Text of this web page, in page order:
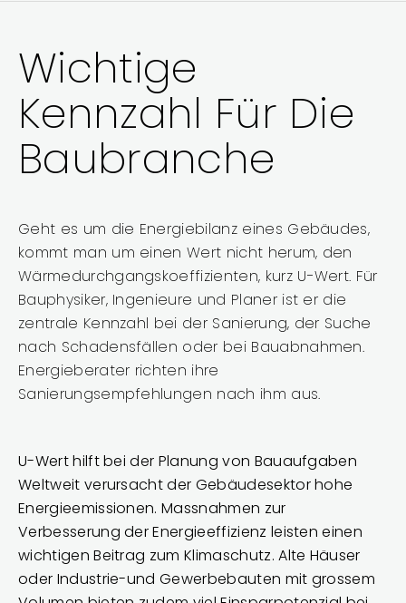
Wichtige
Kennzahl Für Die
Baubranche
Geht es um die Energiebilanz eines Gebäudes,
kommt man um einen Wert nicht herum, den
Wärmedurchgangskoeffizienten, kurz U-Wert. Für
Bauphysiker, Ingenieure und Planer ist er die
zentrale Kennzahl bei der Sanierung, der Suche
nach Schadensfällen oder bei Bauabnahmen.
Energieberater richten ihre
Sanierungsempfehlungen nach ihm aus.
U-Wert hilft bei der Planung von Bauaufgaben
Weltweit verursacht der Gebäudesektor hohe
Energieemissionen. Massnahmen zur
Verbesserung der Energieeffizienz leisten einen
wichtigen Beitrag zum Klimaschutz. Alte Häuser
oder Industrie-und Gewerbebauten mit grossem